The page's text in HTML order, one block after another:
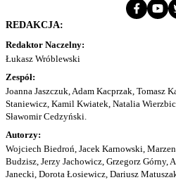
REDAKCJA:
Redaktor Naczelny:
Łukasz Wróblewski
Zespół:
Joanna Jaszczuk, Adam Kacprzak, Tomasz
Staniewicz, Kamil Kwiatek, Natalia
Sławomir Cedzyński.
Autorzy:
Wojciech Biedroń, Jacek Karnowski,
Budzisz, Jerzy Jachowicz, Grzegorz Górny,
Janecki, Dorota Łosiewicz, Dariusz